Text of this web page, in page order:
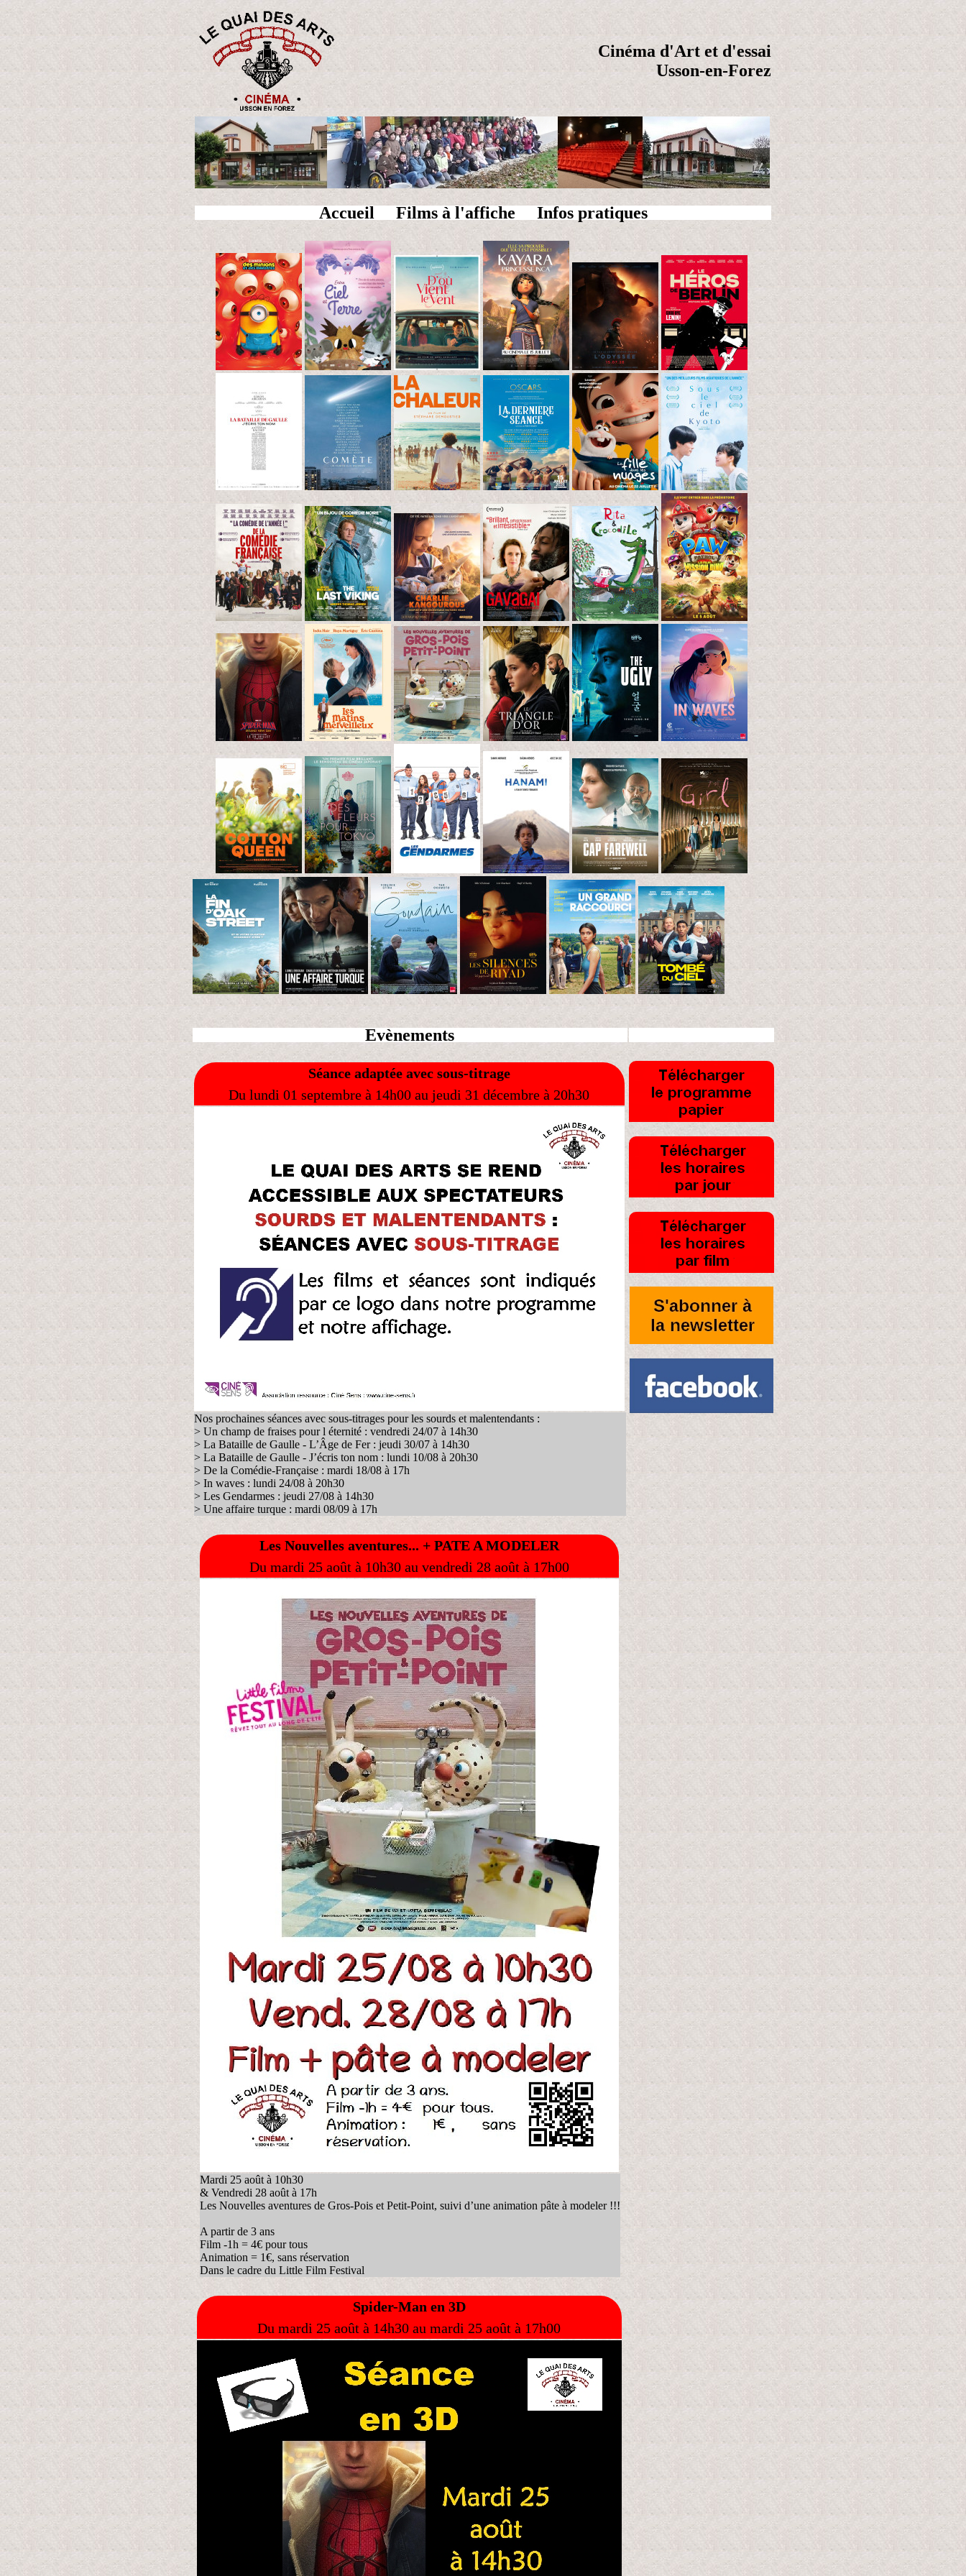
Cinéma d'Art et d'essai
Usson-en-Forez
Accueil Films à l'affiche Infos pratiques
Evènements
Séance adaptée avec sous-titrage
Du lundi 01 septembre à 14h00 au jeudi 31 décembre à 20h30
Nos prochaines séances avec sous-titrages pour les sourds et malentendants :
> Un champ de fraises pour l éternité : vendredi 24/07 à 14h30
> La Bataille de Gaulle - L’Âge de Fer : jeudi 30/07 à 14h30
> La Bataille de Gaulle - J’écris ton nom : lundi 10/08 à 20h30
> De la Comédie-Française : mardi 18/08 à 17h
> In waves : lundi 24/08 à 20h30
> Les Gendarmes : jeudi 27/08 à 14h30
> Une affaire turque : mardi 08/09 à 17h
Les Nouvelles aventures... + PATE A MODELER
Du mardi 25 août à 10h30 au vendredi 28 août à 17h00
Mardi 25 août à 10h30
& Vendredi 28 août à 17h
Les Nouvelles aventures de Gros-Pois et Petit-Point, suivi d’une animation pâte à modeler !!!
A partir de 3 ans
Film -1h = 4€ pour tous
Animation = 1€, sans réservation
Dans le cadre du Little Film Festival
Spider-Man en 3D
Du mardi 25 août à 14h30 au mardi 25 août à 17h00